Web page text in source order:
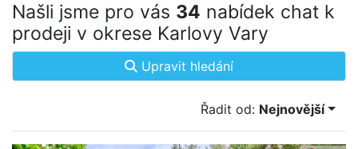
Našli jsme pro vás 34 nabídek chat k
prodeji v okrese Karlovy Vary
Upravit hledání
Řadit od: Nejnovější